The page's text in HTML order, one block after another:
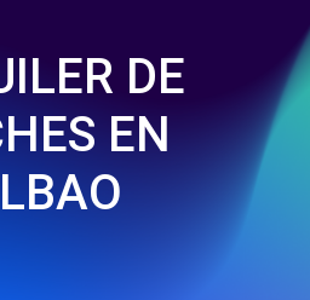
DE
EN